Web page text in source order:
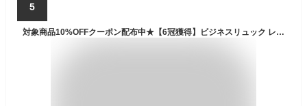
5
対象商品10%OFFクーポン配布中★【6冠獲得】ビジネスリュック レディース 通勤 pc リュック レディース 通勤 軽量 a4 女性 ノートpc おしゃれ 軽い 大容量 通勤リュック pcリュック ナイロン 13.3型 14インチ ノートパソコン 収納 撥水 仕事 出張